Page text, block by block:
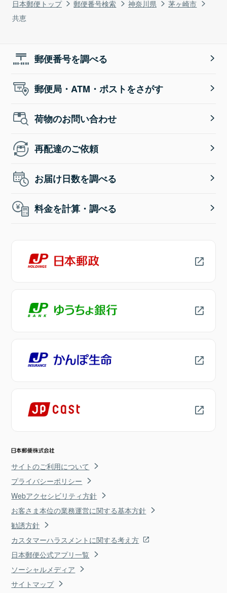
日本郵便トップ 郵便番号検索 神奈川県
茅ヶ崎市
共恵
郵便番号を調べる
郵便局・ATM・ポストをさがす
荷物のお問い合わせ
再配達のご依頼
お届け日数を調べる
料金を計算・調べる
サイトのご利用について
プライバシーポリシー
Webアクセシビリティ方針
お客さま本位の業務運営に関する基本方針
勧誘方針
カスタマーハラスメントに関する考え方
日本郵便公式アプリ一覧
ソーシャルメディア
サイトマップ